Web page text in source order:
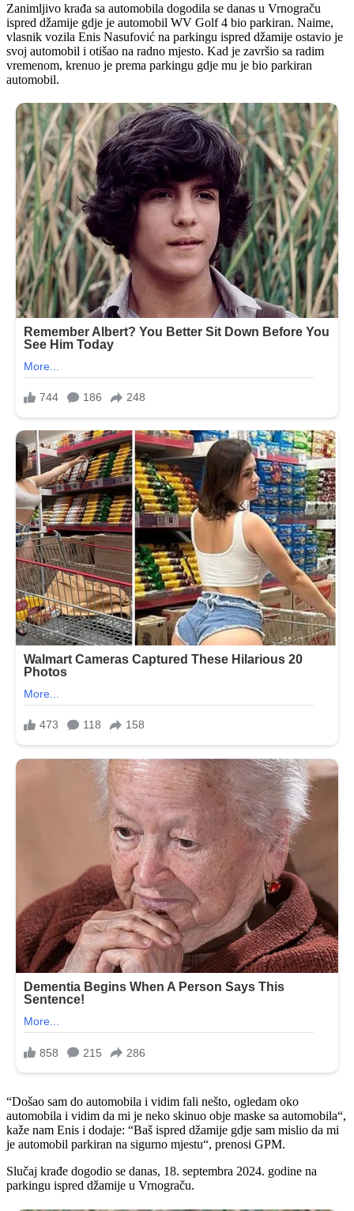
Zanimljivo krađa sa automobila dogodila se danas u Vrnograču
ispred džamije gdje je automobil WV Golf 4 bio parkiran. Naime,
vlasnik vozila Enis Nasufović na parkingu ispred džamije ostavio je
svoj automobil i otišao na radno mjesto. Kad je završio sa radim
vremenom, krenuo je prema parkingu gdje mu je bio parkiran
automobil.
“Došao sam do automobila i vidim fali nešto, ogledam oko
automobila i vidim da mi je neko skinuo obje maske sa automobila“,
kaže nam Enis i dodaje: “Baš ispred džamije gdje sam mislio da mi
je automobil parkiran na sigurno mjestu“, prenosi GPM.
Slučaj krađe dogodio se danas, 18. septembra 2024. godine na
parkingu ispred džamije u Vrnograču.